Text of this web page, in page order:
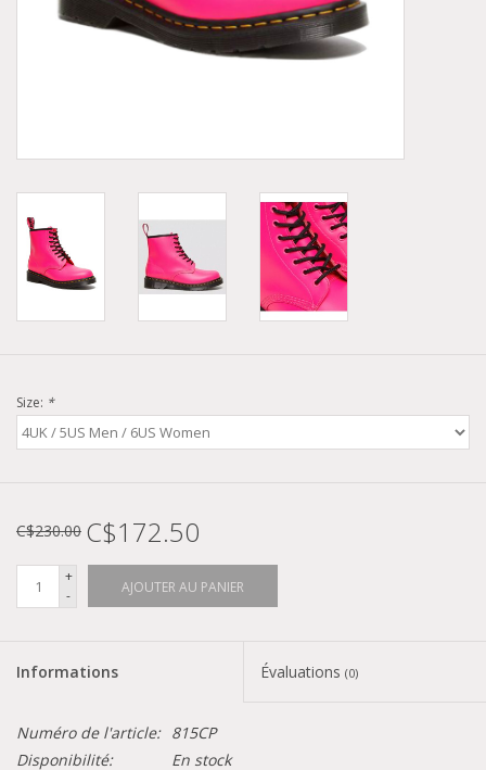
Vêtements
Size: *
C$230.00 C$172.50
+
-
AJOUTER AU PANIER
Informations Évaluations (0)
Numéro de l'article: 815CP
Disponibilité:
En stock